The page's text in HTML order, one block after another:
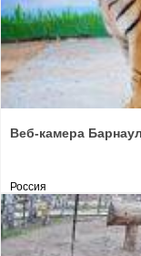
Веб-камера
Россия